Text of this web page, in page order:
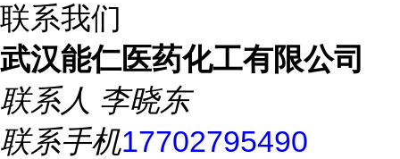
联系我们
武汉能仁医药化工有限公司
联系人 李晓东
联系手机17702795490